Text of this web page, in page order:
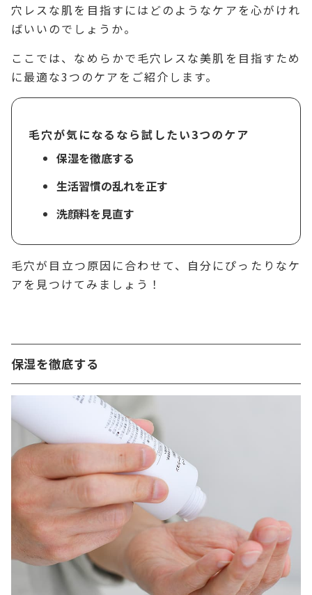
穴レスな肌を目指すにはどのようなケアを心がけれ
ばいいのでしょうか。
ここでは、なめらかで毛穴レスな美肌を目指すため
に最適な3つのケアをご紹介します。
毛穴が気になるなら試したい3つのケア
保湿を徹底する
生活習慣の乱れを正す
洗顔料を見直す
毛穴が目立つ原因に合わせて、自分にぴったりなケ
アを見つけてみましょう！
保湿を徹底する